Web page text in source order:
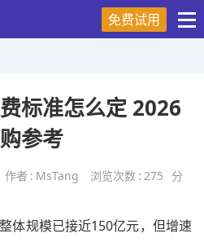
免费试用
标准怎么定 2026
参考
作者 : MsTang 浏览次数 : 275
分
体规模已接近150亿元，但增速